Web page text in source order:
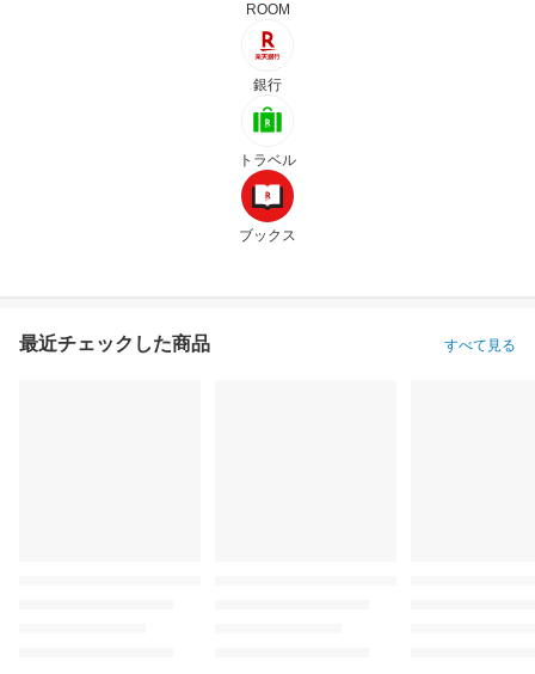
ROOM
銀行
トラベル
ブックス
最近チェックした商品 すべて見る